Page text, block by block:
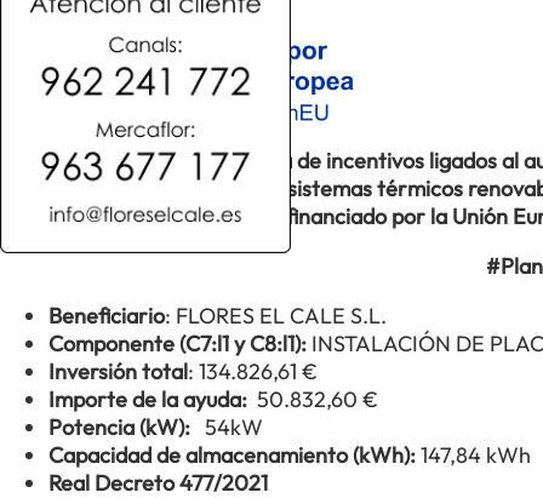
Proyecto acogido al programa de incentivos ligados
así como a la implantación de sistemas térmicos
Transformación y Resiliencia, financiado por la Unión
Beneficiario: FLORES EL CALE S.L.
Componente (C7:l1 y C8:l1): INSTALACIÓN DE
Inversión total: 134.826,61 €
Importe de la ayuda: 50.832,60 €
Potencia (kW): 54kW
Capacidad de almacenamiento (kWh):147,84 kWh
Real Decreto 477/2021